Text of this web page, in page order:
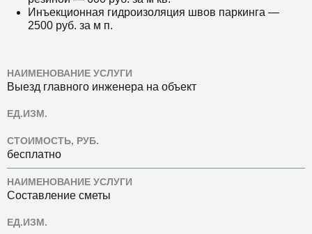
Инъекционная гидроизоляция швов паркинга —
2500 руб. за м п.
НАИМЕНОВАНИЕ УСЛУГИ
Выезд главного инженера на объект
ЕД.ИЗМ.
СТОИМОСТЬ, РУБ.
бесплатно
НАИМЕНОВАНИЕ УСЛУГИ
Составление сметы
ЕД.ИЗМ.